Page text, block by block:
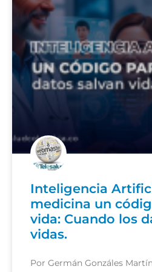
Inteligencia
medicina un
vida: Cuando los
vidas.
Por Germán Gonzáles